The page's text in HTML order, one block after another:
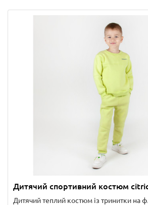
Дитячий спортивний костюм
Дитячий теплий костюм із тринитки на